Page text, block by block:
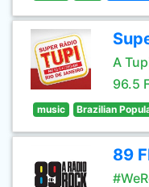
A
96.5
music Brazilian
89